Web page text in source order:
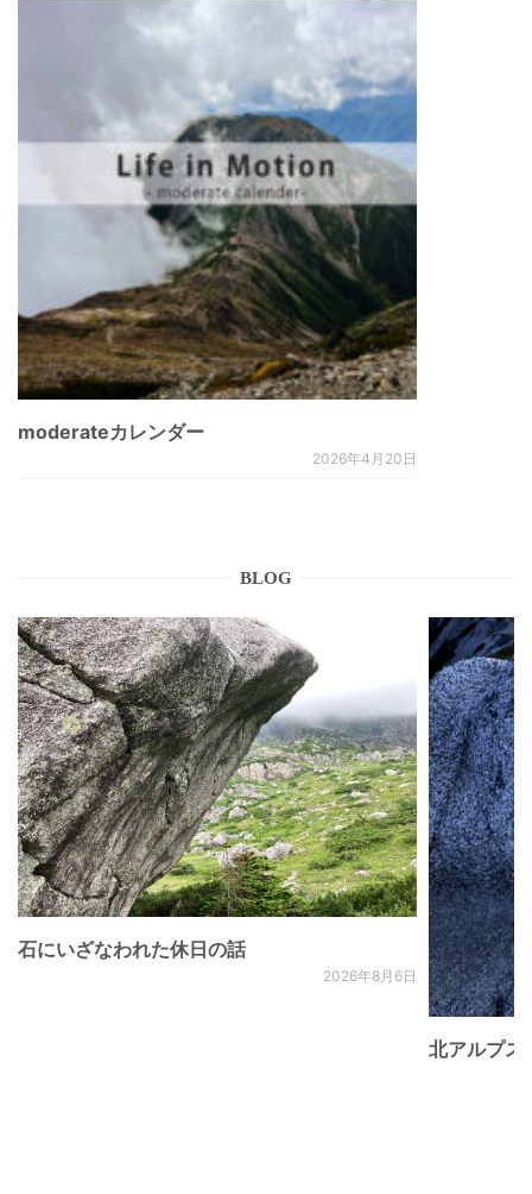
moderateカレンダー
2026年4月20日
BLOG
石にいざなわれた休日の話
2026年8月6日
北アルプ